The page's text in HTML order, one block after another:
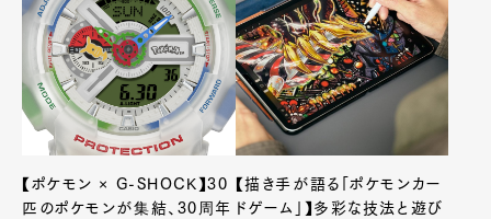
【ポケモン × G-SHOCK】30
匹のポケモンが集結、30周年
【描き手が語る「ポケモンカー
ドゲーム」】多彩な技法と遊び